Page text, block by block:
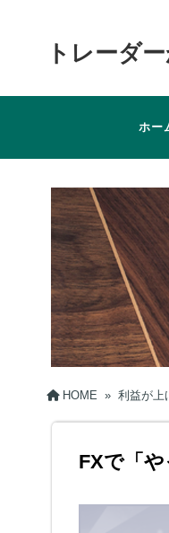
トレーダ
ホー
HOME » 利益が上
FXで「